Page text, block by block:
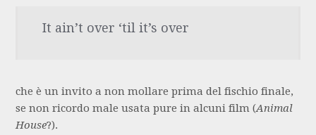
It ain’t over ‘til it’s over
che è un invito a non mollare prima del fischio finale,
se non ricordo male usata pure in alcuni film (Animal
House?).